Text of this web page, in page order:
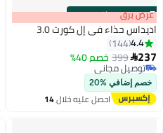
00m:00s
·باقي 100% عرض برق
اديداس حذاء في إل كورت 3.0
4.4
144
237
399 خصم 40%
توصيل مجاني
توصيل مجاني
خصم إضافي %20
احصل عليه خلال14